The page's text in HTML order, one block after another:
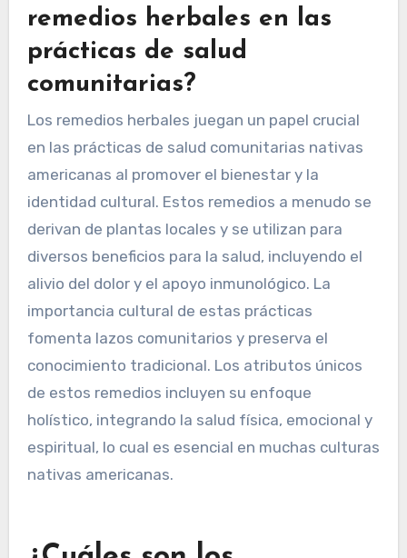
remedios herbales en las
prácticas de salud
comunitarias?
Los remedios herbales juegan un papel crucial
en las prácticas de salud comunitarias nativas
americanas al promover el bienestar y la
identidad cultural. Estos remedios a menudo se
derivan de plantas locales y se utilizan para
diversos beneficios para la salud, incluyendo el
alivio del dolor y el apoyo inmunológico. La
importancia cultural de estas prácticas
fomenta lazos comunitarios y preserva el
conocimiento tradicional. Los atributos únicos
de estos remedios incluyen su enfoque
holístico, integrando la salud física, emocional y
espiritual, lo cual es esencial en muchas culturas
nativas americanas.